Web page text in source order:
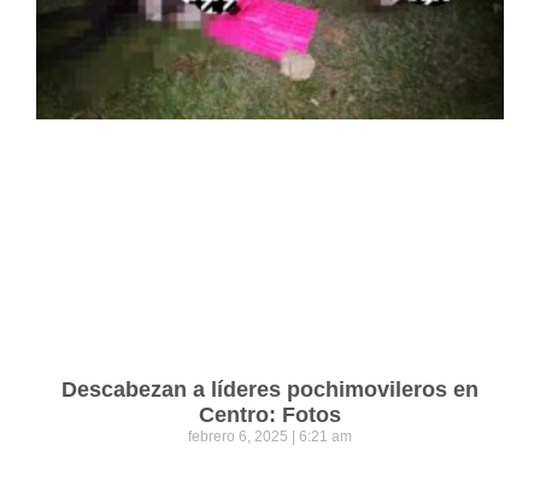
Descabezan a líderes pochimovileros en
Centro: Fotos
febrero 6, 2025 6:21 am